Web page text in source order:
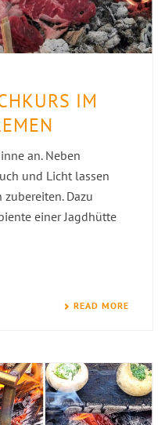
IM
an. Neben
und Licht lassen
Dazu
einer Jagdhütte
READ MORE